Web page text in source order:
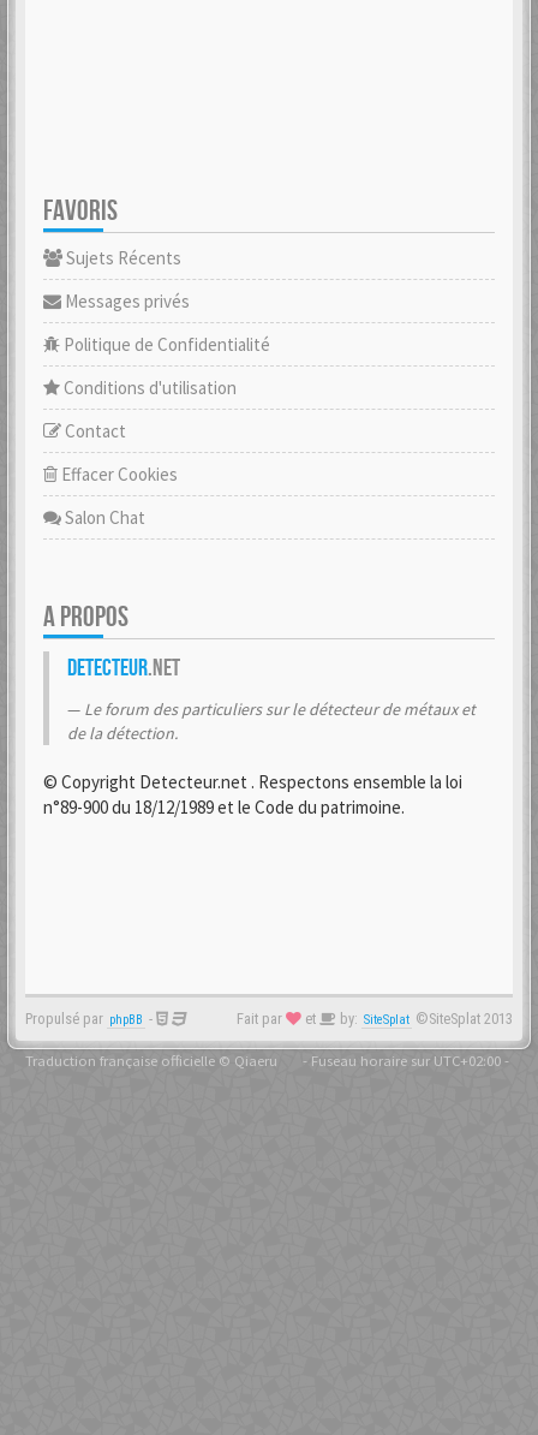
FAVORIS
Sujets Récents
Messages privés
Politique de Confidentialité
Conditions d'utilisation
Contact
Effacer Cookies
Salon Chat
A PROPOS
Detecteur.net
Le forum des particuliers sur le détecteur de métaux et
de la détection.
© Copyright Detecteur.net . Respectons ensemble la loi
n°89-900 du 18/12/1989 et le Code du patrimoine.
Propulsé par phpBB - Fait par et by: SiteSplat ©SiteSplat 2013
Traduction française officielle © Qiaeru - Fuseau horaire sur UTC+02:00 -